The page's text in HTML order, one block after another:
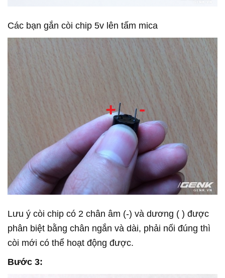
Các bạn gắn còi chip 5v lên tấm mica
Lưu ý còi chip có 2 chân âm (-) và dương ( ) được
phân biệt bằng chân ngắn và dài, phải nối đúng thì
còi mới có thể hoạt động được.
Bước 3: